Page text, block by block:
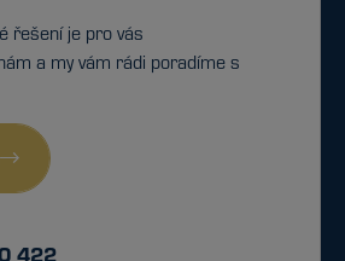
řešení je pro vás
a my vám rádi poradíme s
422